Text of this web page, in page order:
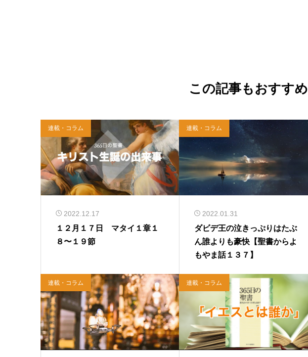
この記事もおすすめ
連載・コラム
2022.12.17
１２月１７日 マタイ１章１
８〜１９節
連載・コラム
2022.01.31
ダビデ王の泣きっぷりはたぶ
ん誰よりも豪快【聖書からよ
もやま話１３７】
連載・コラム 連載・コラム